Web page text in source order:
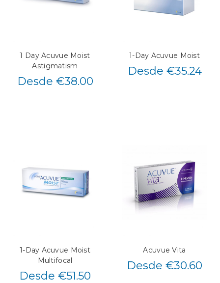
1 Day Acuvue Moist
Astigmatism
Desde €38.00
1-Day Acuvue Moist
Desde €35.24
1-Day Acuvue Moist
Multifocal
Desde €51.50
Acuvue Vita
Desde €30.60